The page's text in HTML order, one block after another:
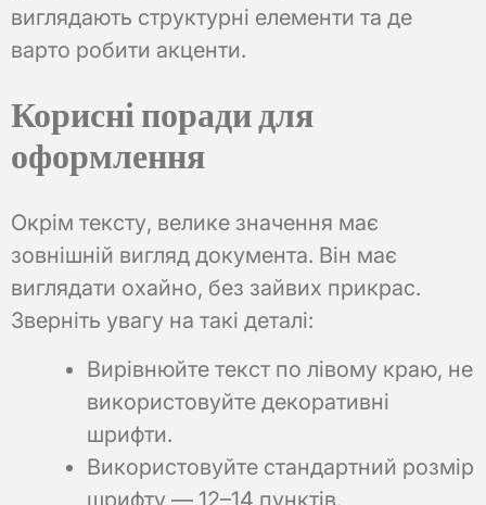
виглядають структурні елементи та де
варто робити акценти.
Корисні поради для
оформлення
Окрім тексту, велике значення має
зовнішній вигляд документа. Він має
виглядати охайно, без зайвих прикрас.
Зверніть увагу на такі деталі:
Вирівнюйте текст по лівому краю, не
використовуйте декоративні
шрифти.
Використовуйте стандартний розмір